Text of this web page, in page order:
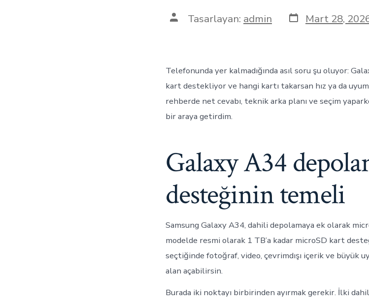
YazınınTasarlayan: admin Yazı
tarihi
Mart 28,
Telefonunda yer kalmadığında asıl soru şu oluyor:
kart destekliyor ve hangi kartı takarsan hız ya da
rehberde net cevabı, teknik arka planı ve seçim
bir araya getirdim.
Galaxy A34
desteğinin temeli
Samsung Galaxy A34, dahili depolamaya ek olarak
modelde resmi olarak 1 TB’a kadar microSD kart
seçtiğinde fotoğraf, video, çevrimdışı içerik ve büyük
alan açabilirsin.
Burada iki noktayı birbirinden ayırmak gerekir. İlki